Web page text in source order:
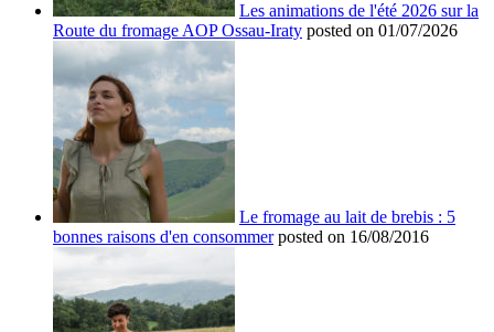
Les animations de l'été 2026 sur la
Route du fromage AOP Ossau-Iraty posted on 01/07/2026
Le fromage au lait de brebis : 5
bonnes raisons d'en consommer posted on 16/08/2016